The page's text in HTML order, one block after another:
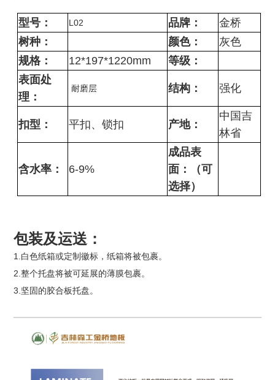
型号： L02 品牌：
金桥
树种：
颜色：
灰色
规格：
12*197*1220mm
等级：
表面处
理：
耐磨层 结构： 强化
扣型： 平扣、锁扣 产地：
中国吉
林省
含水率： 6-9%
成品表
面：（可
选择）
包装及运送：
1.白色纸箱或定制徽标，纸箱将被包裹。
2.整个托盘将被可延展的薄膜包裹。
3.坚固的胶合板托盘。